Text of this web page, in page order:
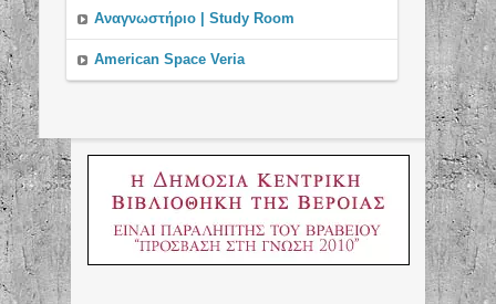
Αναγνωστήριο | Study Room
American Space Veria